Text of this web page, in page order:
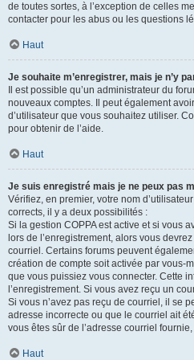
de toutes sortes, à l’exception de celles
contacter pour les abus ou les questions
Haut
Je souhaite m’enregistrer, mais je n’y
Il est possible qu’un administrateur du
nouveaux comptes. Il peut également
d’utilisateur que vous souhaitez utiliser.
pour obtenir de l’aide.
Haut
Je suis enregistré mais je ne peux pas
Vérifiez, en premier, votre nom
corrects, il y a deux possibilités :
Si la gestion COPPA est active et si vous
lors de l’enregistrement, alors vous
courriel. Certains forums peuvent
création de compte soit activée par vous-
que vous puissiez vous connecter. Cette
l’enregistrement. Si vous avez reçu un
Si vous n’avez pas reçu de courriel, il se
adresse incorrecte ou que le courriel ait
vous êtes sûr de l’adresse courriel
Haut